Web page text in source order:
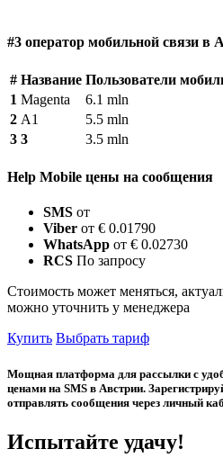
#3 оператор мобильной связи в
# Название Пользователи
1 Magenta
6.1 mln
2 A1
5.5 mln
3 3 3.5 mln
Help Mobile цены на сообщения
SMS от
Viber от € 0.01790
WhatsApp от € 0.02730
RCS По запросу
Стоимость может меняться,
можно уточнить у менеджера
Купить Выбрать тариф
Мощная платформа для рассылки с
ценами на SMS в Австрии.
отправлять сообщения через личный
Испытайте удачу!